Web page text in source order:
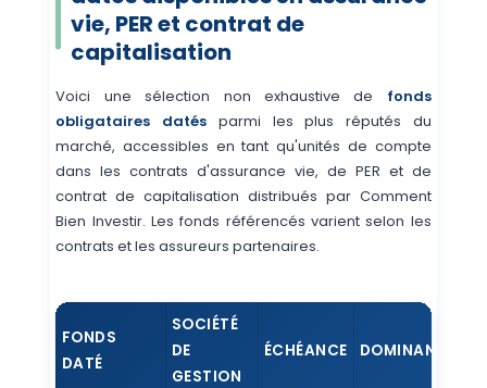
vie, PER et contrat de
capitalisation
Voici une sélection non exhaustive de fonds
obligataires datésparmi les plus réputés du
marché, accessibles en tant qu'unités de compte
dans les contrats d'assurance vie, de PER et de
contrat de capitalisation distribués par Comment
Bien Investir. Les fonds référencés varient selon les
contrats et les assureurs partenaires.
FONDS
DATÉ
SOCIÉTÉ
DE
GESTION
ÉCHÉANCE DOMINANTE